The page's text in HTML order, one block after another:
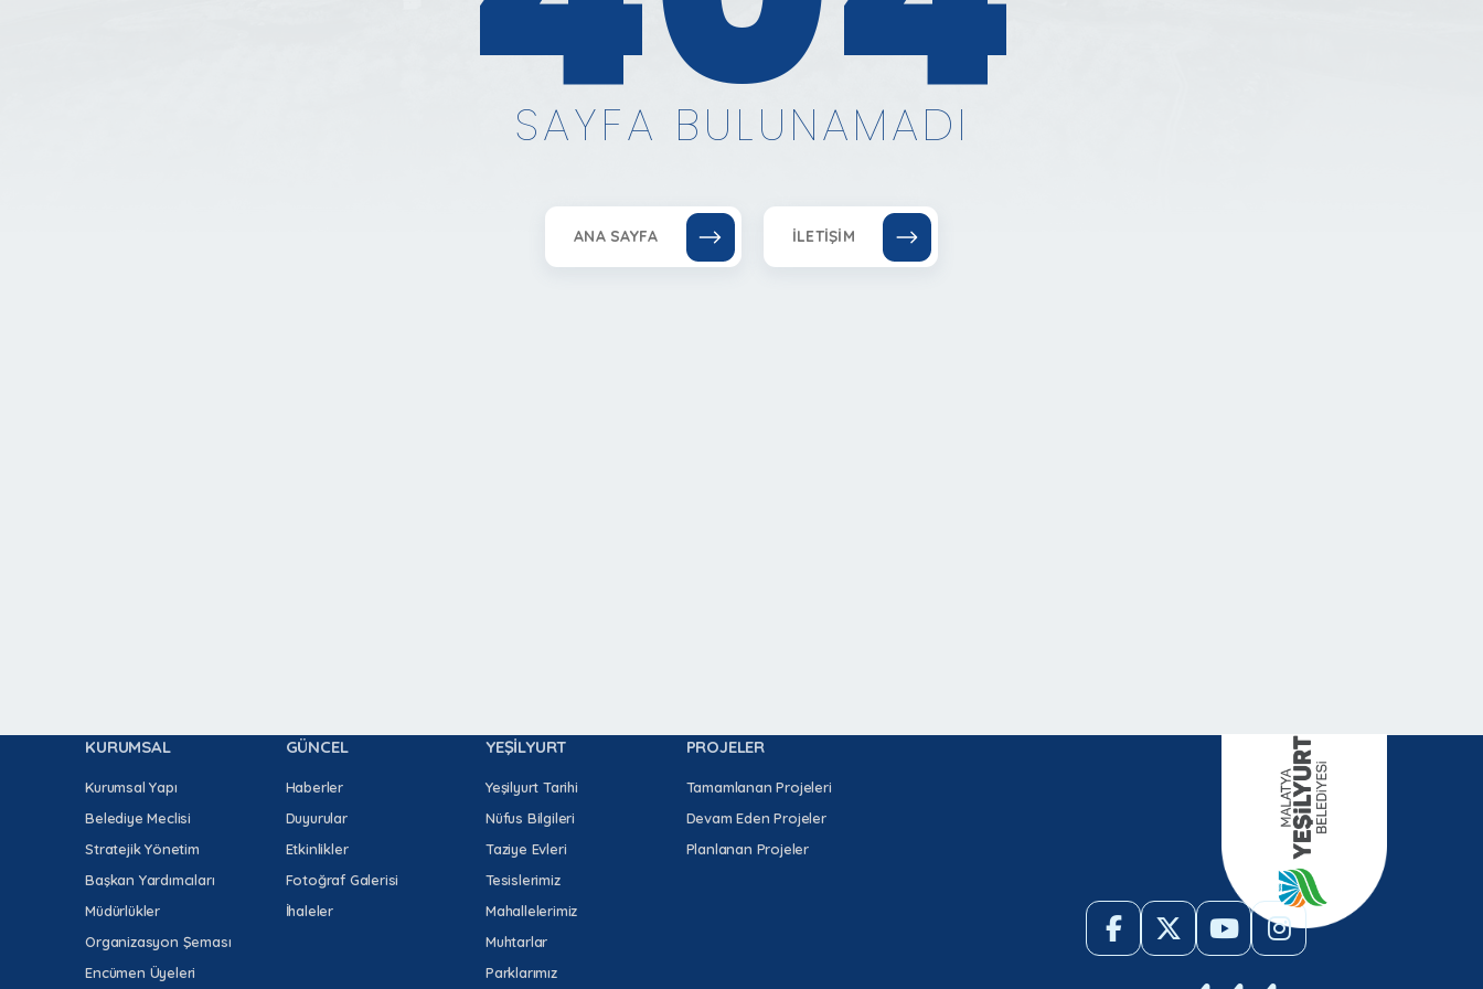
SAYFA BULUNAMADI
ANA SAYFA İLETIŞIM
KURUMSAL
Kurumsal Yapı
Belediye Meclisi
Stratejik Yönetim
Başkan Yardımcıları
Müdürlükler
Organizasyon Şeması
Encümen Üyeleri
GÜNCEL
Haberler
Duyurular
Etkinlikler
Fotoğraf Galerisi
İhaleler
YEŞİLYURT
Yeşilyurt Tarihi
Nüfus Bilgileri
Taziye Evleri
Tesislerimiz
Mahallelerimiz
Muhtarlar
Parklarımız
PROJELER
Tamamlanan Projeleri
Devam Eden Projeler
Planlanan Projeler